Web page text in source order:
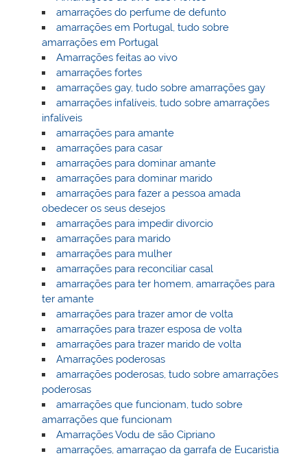
amarrações do perfume de defunto
amarrações em Portugal, tudo sobre
amarrações em Portugal
Amarrações feitas ao vivo
amarrações fortes
amarrações gay, tudo sobre amarrações gay
amarrações infalíveis, tudo sobre amarrações
infalíveis
amarrações para amante
amarrações para casar
amarrações para dominar amante
amarrações para dominar marido
amarrações para fazer a pessoa amada
obedecer os seus desejos
amarrações para impedir divorcio
amarrações para marido
amarrações para mulher
amarrações para reconciliar casal
amarrações para ter homem, amarrações para
ter amante
amarrações para trazer amor de volta
amarrações para trazer esposa de volta
amarrações para trazer marido de volta
Amarrações poderosas
amarrações poderosas, tudo sobre amarrações
poderosas
amarrações que funcionam, tudo sobre
amarrações que funcionam
Amarrações Vodu de são Cipriano
amarrações, amarraçao da garrafa de Eucaristia